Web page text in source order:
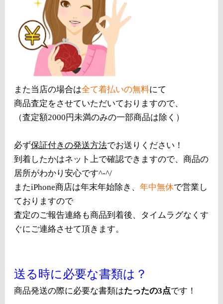
また当店の場合は全て着払いの無料にて
商品査定をさせていただいておりますので、
（査定額2000円未満のみの一部商品は除く）
必ず保証付きの発送方法でお送りください！
到着したかはネット上で確認できますので、商品の
居所がわかり安心です^-^/
またiPhone商店は年末年始除き、 年中無休で営業し
ておりますので
査定のご報告連絡も商品到着後、タイムラグなくす
ぐにご連絡させて頂きます。
送る時に必要な書類は？
商品発送の際に必要な書類はたったの3点です！